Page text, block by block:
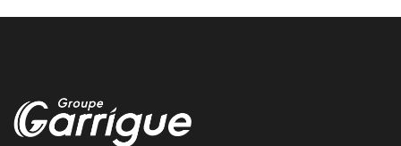
contrat entretien flotte funeraire a Lescar
Nous proposons un service professionnel pour la maintenance